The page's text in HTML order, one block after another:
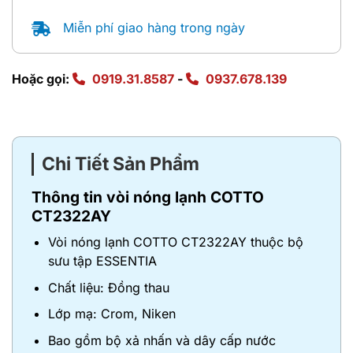
Miễn phí giao hàng trong ngày
Hoặc gọi: 0919.31.8587 - 0937.678.139
Chi Tiết Sản Phẩm
Thông tin vòi nóng lạnh COTTO
CT2322AY
Vòi nóng lạnh COTTO CT2322AY thuộc bộ
sưu tập ESSENTIA
Chất liệu: Đồng thau
Lớp mạ: Crom, Niken
Bao gồm bộ xả nhấn và dây cấp nước